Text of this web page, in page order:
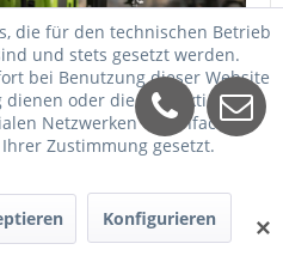
kaufen
Leistung, Ausstattung,
✕
die für den technischen Betrieb
und stets gesetzt werden.
bei Benutzung dieser Website
oder die Interaktion mit
Netzwerken vereinfachen
Zustimmung gesetzt.
Konfigurieren